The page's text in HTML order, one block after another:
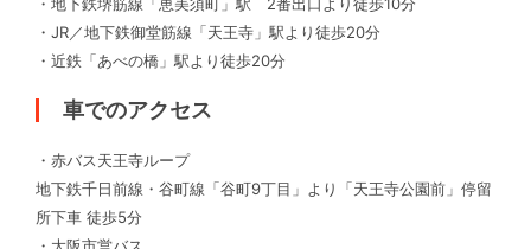
・JR／地下鉄御堂筋線「天王寺」駅より徒歩20分
・近鉄「あべの橋」駅より徒歩20分
車でのアクセス
・赤バス天王寺ループ
地下鉄千日前線・谷町線「谷町9丁目」より「天王寺公園前」停留
所下車 徒歩5分